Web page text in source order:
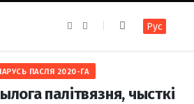
e
b
o
o
k
t
a
g
r
m
Рус
ПАСЛЯ 2020-ГА
палітвязня, чысткі